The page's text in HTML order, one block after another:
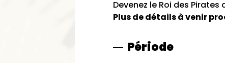
Devenez le Roi des
Plus de détails à venir
Période